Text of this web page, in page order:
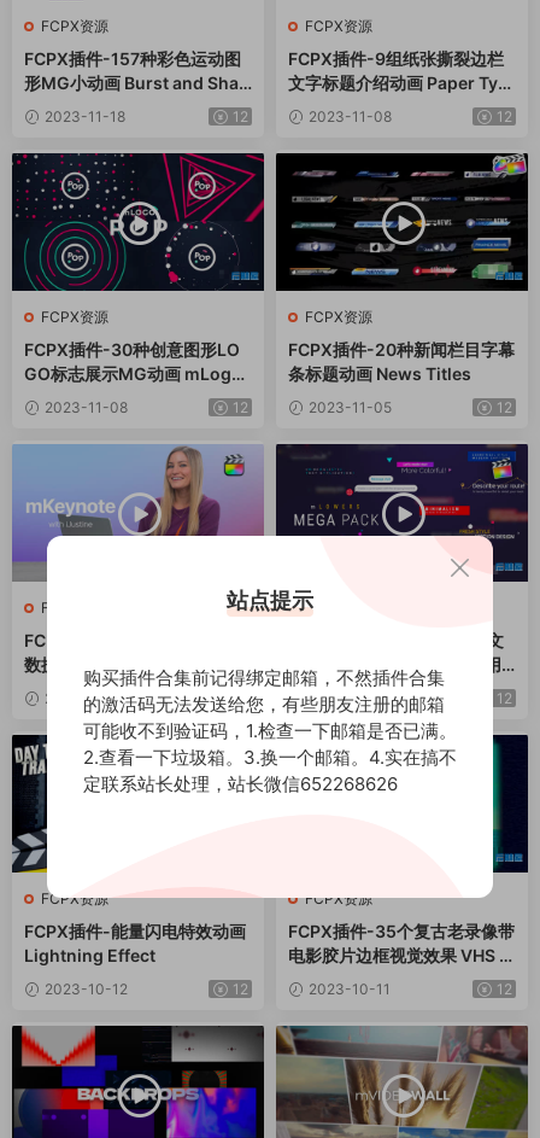
FCPX资源
FCPX插件-157种彩色运动图
形MG小动画 Burst and Shap
es Pack
2023-11-18 12
FCPX资源
FCPX插件-9组纸张撕裂边栏
文字标题介绍动画 Paper Typ
ography
2023-11-08 12
FCPX资源
FCPX插件-30种创意图形LO
GO标志展示MG动画 mLogo
POP2023-11-08 12
FCPX资源
FCPX插件-20种新闻栏目字幕
条标题动画 News Titles
2023-11-05 12
FCPX资源
FCPX插件-95个趣味演讲信息
数据展示文字标题图形小动画
2023-10-22 12
FCPX资源
FCPX插件-131个现代设计文
字标题字幕条动画预设+使用
教程2023-10-14 12
FCPX资源
FCPX插件-能量闪电特效动画
Lightning Effect
2023-10-12 12
FCPX资源
FCPX插件-35个复古老录像带
电影胶片边框视觉效果 VHS Ef
fects2023-10-11 12
站点提示
购买插件合集前记得绑定邮箱，不然插件合集
的激活码无法发送给您，有些朋友注册的邮箱
可能收不到验证码，1.检查一下邮箱是否已满。
2.查看一下垃圾箱。3.换一个邮箱。4.实在搞不
定联系站长处理，站长微信652268626